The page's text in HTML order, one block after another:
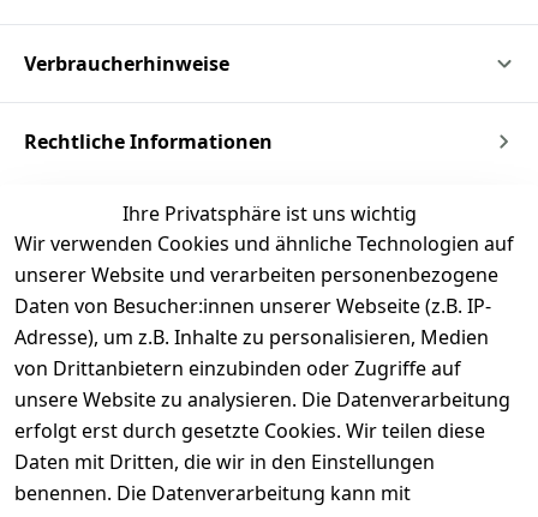
Verbraucherhinweise
Rechtliche Informationen
Ihre Privatsphäre ist uns wichtig
Wir verwenden Cookies und ähnliche Technologien auf
unserer Website und verarbeiten personenbezogene
Daten von Besucher:innen unserer Webseite (z.B. IP-
Adresse), um z.B. Inhalte zu personalisieren, Medien
von Drittanbietern einzubinden oder Zugriffe auf
unsere Website zu analysieren. Die Datenverarbeitung
erfolgt erst durch gesetzte Cookies. Wir teilen diese
Daten mit Dritten, die wir in den Einstellungen
benennen. Die Datenverarbeitung kann mit